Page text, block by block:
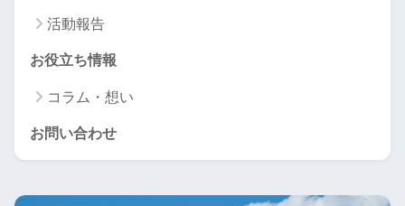
活動報告
お役立ち情報
コラム・想い
お問い合わせ